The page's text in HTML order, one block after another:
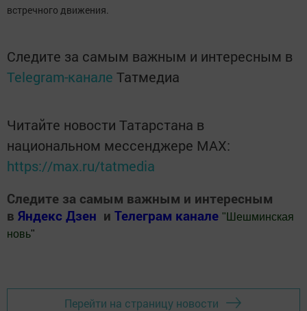
встречного движения.
Следите за самым важным и интересным в
Telegram-канале Татмедиа
Читайте новости Татарстана в
национальном мессенджере MАХ:
https://max.ru/tatmedia
Следите за самым важным и интересным
в Яндекс Дзен и Телеграм канале " Шешминская
новь"
Перейти на страницу новости